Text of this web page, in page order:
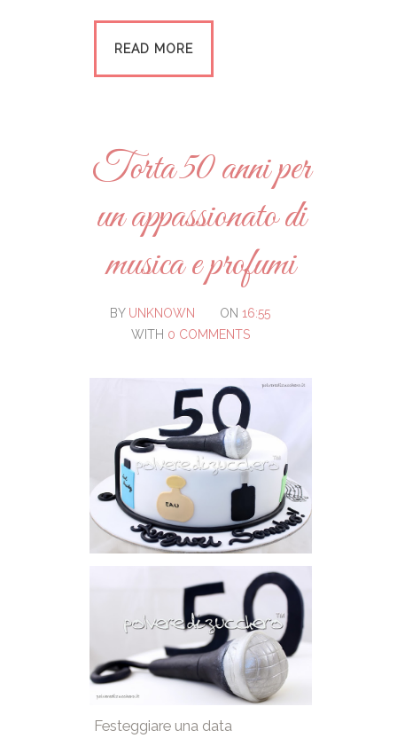
READ MORE
Torta 50 anni per
un appassionato di
musica e profumi
BY UNKNOWN ON 16:55
WITH 0 COMMENTS
Festeggiare una data